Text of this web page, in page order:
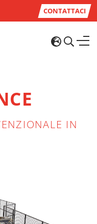
CONTATTACI
IN